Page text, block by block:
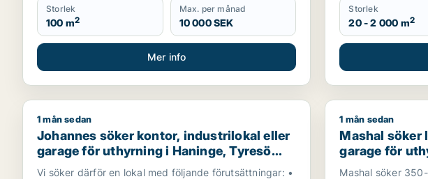
Storlek
100 m2
Max. per månad
10 000 SEK
Mer info
Storlek
20 - 2 000 m2
Johannes söker kontor, industrilokal eller garage för uthyrning i
1 mån sedan
Johannes söker kontor, industrilokal eller
garage för uthyrning i Haninge, Tyresö
eller Nacka m.fl.
Vi söker därför en lokal med följande förutsättningar: •
Mashal söker
1 mån sedan
Mashal söker
garage för
Mashal söker